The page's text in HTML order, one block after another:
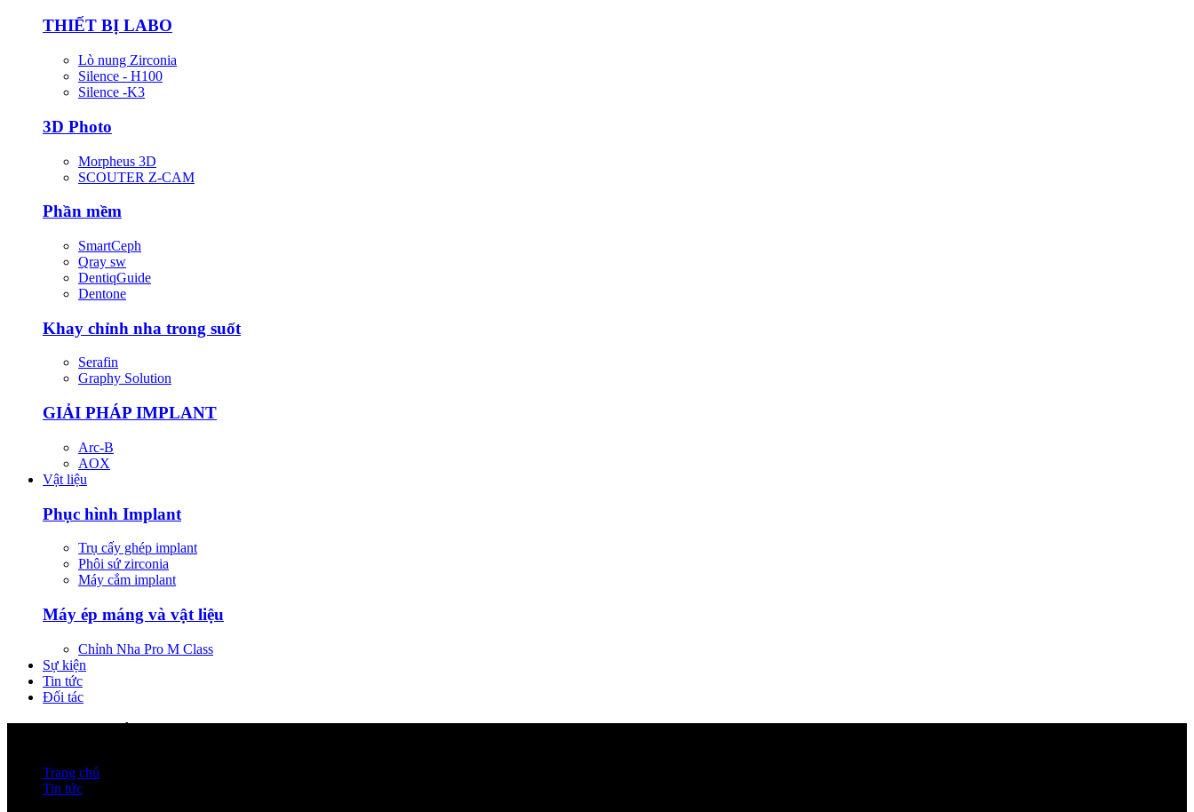
THIẾT BỊ LABO
Lò nung Zirconia
Silence - H100
Silence -K3
3D Photo
Morpheus 3D
SCOUTER Z-CAM
Phần mềm
SmartCeph
Qray sw
DentiqGuide
Dentone
Khay chỉnh nha trong suốt
Serafin
Graphy Solution
GIẢI PHÁP IMPLANT
Arc-B
AOX
Vật liệu
Phục hình Implant
Trụ cấy ghép implant
Phôi sứ zirconia
Máy cắm implant
Máy ép máng và vật liệu
Chỉnh Nha Pro M Class
Sự kiện
Tin tức
Đối tác
Trang chủ
Tin tức